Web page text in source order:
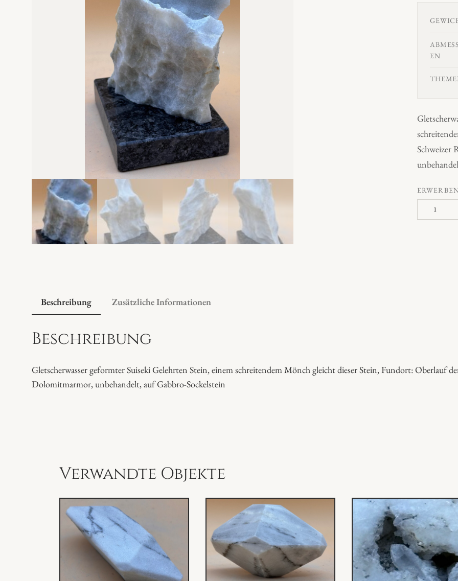
EN
Schweizer
u
Beschreibung Zusätzliche Informationen
Beschreibung
Gletscherwasser geformter Suiseki Gelehrten Stein, einem schreitendem Mönch gleicht dieser Stein, Fundort: Oberlauf
Dolomitmarmor, unbehandelt, auf Gabbro-Sockelstein
Verwandte Objekte